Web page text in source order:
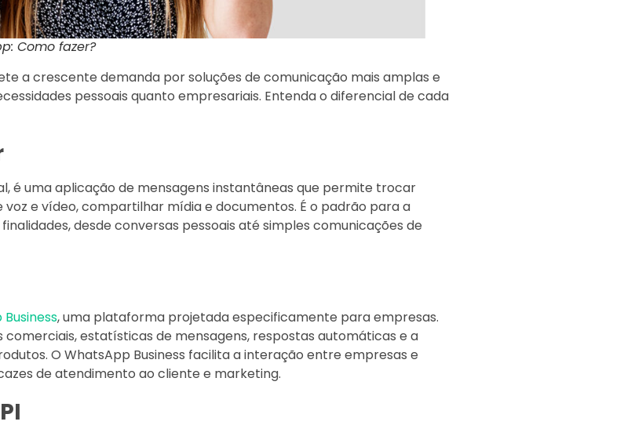
Como fazer?
a crescente demanda por soluções de comunicação mais amplas e
pessoais quanto empresariais. Entenda o diferencial de cada
é uma aplicação de mensagens instantâneas que permite trocar
e vídeo, compartilhar mídia e documentos. É o padrão para a
desde conversas pessoais até simples comunicações de
, uma plataforma projetada especificamente para empresas.
estatísticas de mensagens, respostas automáticas e a
O WhatsApp Business facilita a interação entre empresas e
de atendimento ao cliente e marketing.